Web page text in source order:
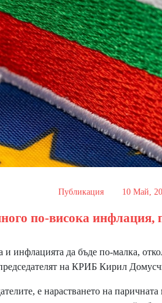
Публикация 10 Май,
по-висока инфлация,
инфлацията да бъде по-малка,
на КРИБ Кирил
е нарастването на